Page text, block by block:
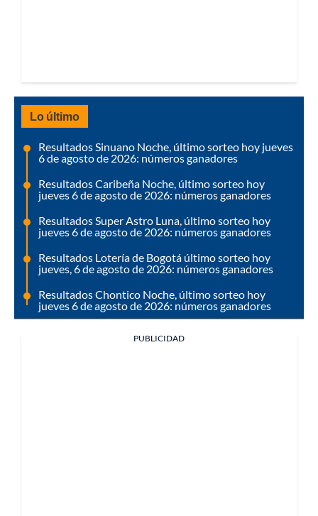
Lo último
Resultados Sinuano Noche, último sorteo hoy jueves
6 de agosto de 2026: números ganadores
Resultados Caribeña Noche, último sorteo hoy
jueves 6 de agosto de 2026: números ganadores
Resultados Super Astro Luna, último sorteo hoy
jueves 6 de agosto de 2026: números ganadores
Resultados Lotería de Bogotá último sorteo hoy
jueves, 6 de agosto de 2026: números ganadores
Resultados Chontico Noche, último sorteo hoy
jueves 6 de agosto de 2026: números ganadores
PUBLICIDAD